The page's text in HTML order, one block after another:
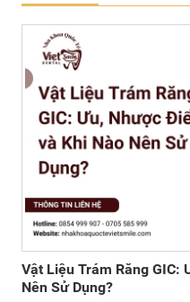
Vật Liệu Trám Răng GIC:
Nên Sử Dụng?